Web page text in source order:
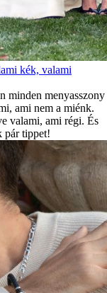
kék, valami
minden menyasszony
ami nem a miénk.
valami, ami régi. És
pár tippet!